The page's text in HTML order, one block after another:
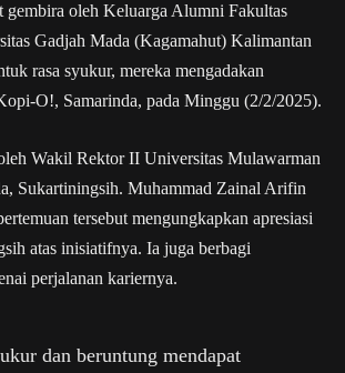
gembira oleh Keluarga Alumni Fakultas
Gadjah Mada (Kagamahut) Kalimantan
rasa syukur, mereka mengadakan
O!, Samarinda, pada Minggu (2/2/2025).
Wakil Rektor II Universitas Mulawarman
Sukartiningsih. Muhammad Zainal Arifin
tersebut mengungkapkan apresiasi
atas inisiatifnya. Ia juga berbagi
perjalanan kariernya.
dan beruntung mendapat